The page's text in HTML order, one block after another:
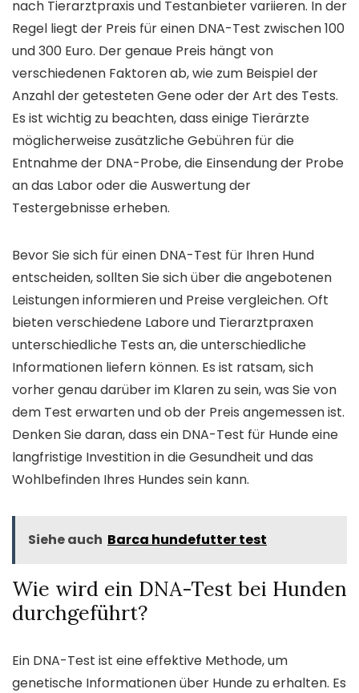
nach Tierarztpraxis und Testanbieter variieren. In der
Regel liegt der Preis für einen DNA-Test zwischen 100
und 300 Euro. Der genaue Preis hängt von
verschiedenen Faktoren ab, wie zum Beispiel der
Anzahl der getesteten Gene oder der Art des Tests.
Es ist wichtig zu beachten, dass einige Tierärzte
möglicherweise zusätzliche Gebühren für die
Entnahme der DNA-Probe, die Einsendung der Probe
an das Labor oder die Auswertung der
Testergebnisse erheben.
Bevor Sie sich für einen DNA-Test für Ihren Hund
entscheiden, sollten Sie sich über die angebotenen
Leistungen informieren und Preise vergleichen. Oft
bieten verschiedene Labore und Tierarztpraxen
unterschiedliche Tests an, die unterschiedliche
Informationen liefern können. Es ist ratsam, sich
vorher genau darüber im Klaren zu sein, was Sie von
dem Test erwarten und ob der Preis angemessen ist.
Denken Sie daran, dass ein DNA-Test für Hunde eine
langfristige Investition in die Gesundheit und das
Wohlbefinden Ihres Hundes sein kann.
Siehe auch Barca hundefutter test
Wie wird ein DNA-Test bei Hunden
durchgeführt?
Ein DNA-Test ist eine effektive Methode, um
genetische Informationen über Hunde zu erhalten. Es